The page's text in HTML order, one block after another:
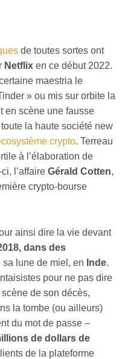
de toutes sortes ont
Netflix en ce début 2022.
maestria le
» ou mis sur orbite la
en scène une fausse
la haute société new
crypto. Terreau
à l’élaboration de
l’affaire Gérald Cotten,
crypto-bourse
ainsi dire la vie devant
dans des
sa lune de miel, en Inde.
pour ne pas dire
de son décès,
la tombe (ou ailleurs)
du mot de passe –
de dollars de
de la plateforme